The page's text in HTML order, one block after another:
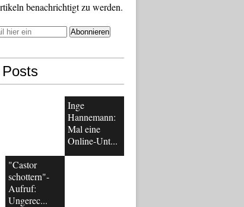
benachrichtigt zu werden.
Inge
Hannemann:
Mal eine
Online-Unt...
"Castor
schottern"-
Aufruf:
Ungerec...